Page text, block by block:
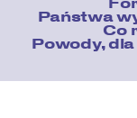
Państwa
Co
Powody,